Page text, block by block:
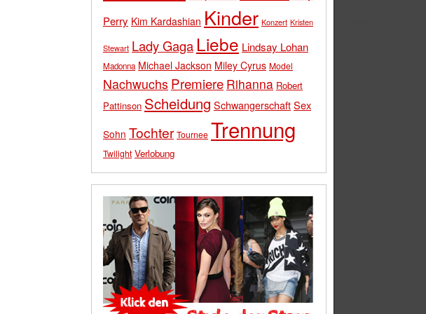
Perry Kim Kardashian Kinder Konzert Kristen
Stewart Lady Gaga Liebe Lindsay Lohan
Madonna Michael Jackson Miley Cyrus Model
Nachwuchs Premiere Rihanna Robert
Pattinson Scheidung SchwangerschaftSex
Sohn Tochter Tournee Trennung
Twilight Verlobung